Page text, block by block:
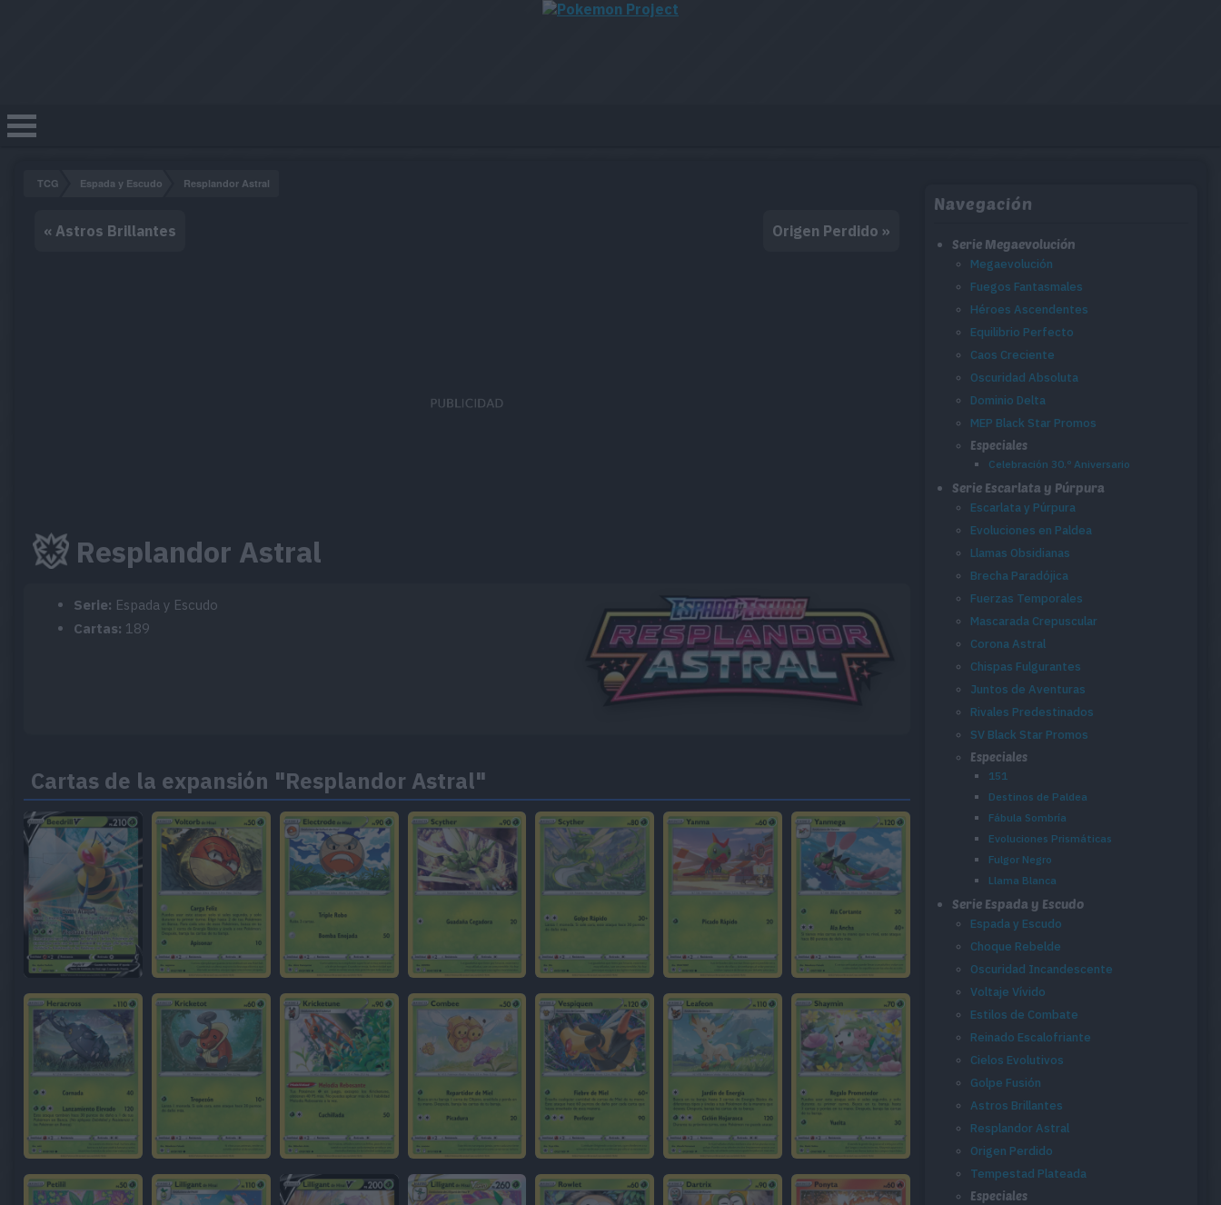
TCG Espada y Escudo Resplandor Astral
« Astros Brillantes Origen Perdido »
Resplandor Astral
Serie: Espada y Escudo
Cartas: 189
Cartas de la expansión "Resplandor Astral"
Navegación
Serie Megaevolución
Megaevolución
Fuegos Fantasmales
Héroes Ascendentes
Equilibrio Perfecto
Caos Creciente
Oscuridad Absoluta
Dominio Delta
MEP Black Star Promos
Especiales
Celebración 30.º Aniversario
Serie Escarlata y Púrpura
Escarlata y Púrpura
Evoluciones en Paldea
Llamas Obsidianas
Brecha Paradójica
Fuerzas Temporales
Mascarada Crepuscular
Corona Astral
Chispas Fulgurantes
Juntos de Aventuras
Rivales Predestinados
SV Black Star Promos
Especiales
151
Destinos de Paldea
Fábula Sombría
Evoluciones Prismáticas
Fulgor Negro
Llama Blanca
Serie Espada y Escudo
Espada y Escudo
Choque Rebelde
Oscuridad Incandescente
Voltaje Vívido
Estilos de Combate
Reinado Escalofriante
Cielos Evolutivos
Golpe Fusión
Astros Brillantes
Resplandor Astral
Origen Perdido
Tempestad Plateada
Especiales